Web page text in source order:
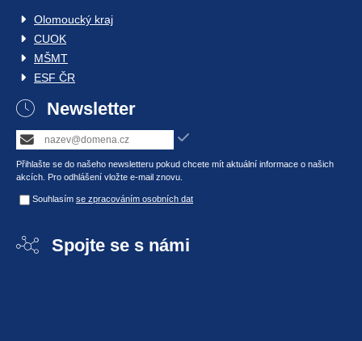
Olomoucký kraj
CUOK
MŠMT
ESF ČR
Newsletter
Přihlašte se do našeho newsletteru pokud chcete mít aktuální informace o našich
akcích. Pro odhlášení vložte e-mail znovu.
Souhlasím se zpracováním osobních dat
Spojte se s námi